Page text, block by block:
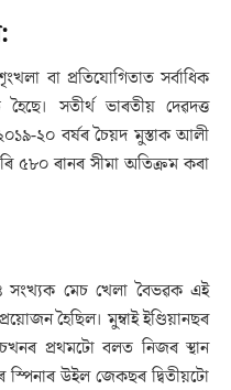
বা প্ৰতিযোগিতাত সৰ্বাধিক
সতীৰ্থ ভাৰতীয় দেৱদত্ত
২০ বৰ্ষৰ চৈয়দ মুস্তাক আলী
৫৮০ ৰানৰ সীমা অতিক্ৰম কৰা
সংখ্যক মেচ খেলা বৈভৱক এই
হৈছিল। মুম্বাই ইণ্ডিয়ানছৰ
প্ৰথমটো বলত নিজৰ স্থান
স্পিনাৰ উইল জেকছৰ দ্বিতীয়টো